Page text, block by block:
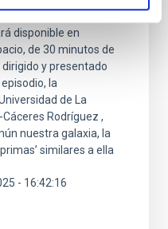
disponible en
de 30 minutos de
y presentado
la
de La
Cáceres Rodríguez ,
nuestra galaxia, la
similares a ella
- 16:42:16